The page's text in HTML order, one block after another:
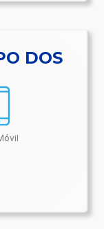
DOS